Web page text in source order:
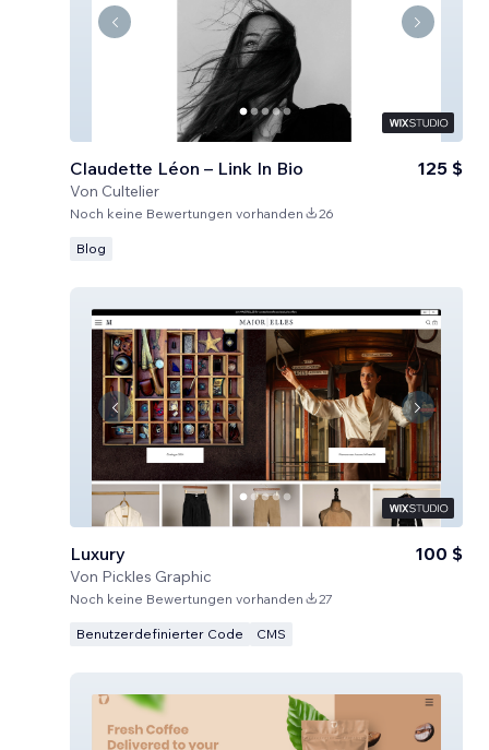
Claudette Léon – Link In Bio
Von Cultelier
125 $
Noch keine Bewertungen vorhanden 26
Blog
Luxury
Von Pickles Graphic
100 $
Noch keine Bewertungen vorhanden 27
Benutzerdefinierter Code CMS